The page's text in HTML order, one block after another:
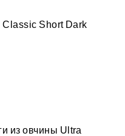
Classic Short Dark
из овчины Ultra